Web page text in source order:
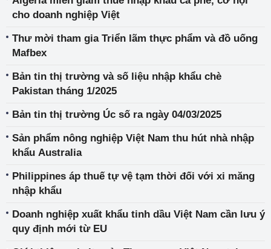
cho doanh nghiệp Việt
Thư mời tham gia Triển lãm thực phẩm và đồ uống
Mafbex
Bản tin thị trường và số liệu nhập khẩu chè
Pakistan tháng 1/2025
Bản tin thị trường Úc số ra ngày 04/03/2025
Sản phẩm nông nghiệp Việt Nam thu hút nhà nhập
khẩu Australia
Philippines áp thuế tự vệ tạm thời đối với xi măng
nhập khẩu
Doanh nghiệp xuất khẩu tinh dầu Việt Nam cần lưu ý
quy định mới từ EU